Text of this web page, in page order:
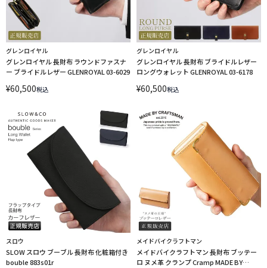
グレンロイヤル
グレンロイヤル 長財布 ラウンドファスナ
ー ブライドルレザー GLENROYAL 03-6029
¥60,500税込
グレンロイヤル
グレンロイヤル 長財布 ブライドルレザー
ロングウォレット GLENROYAL 03-6178
¥60,500税込
スロウ
SLOW スロウ ブーブル 長財布 化粧箱付き
bouble 883s01r
メイドバイクラフトマン
メイドバイクラフトマン 長財布 ブッテー
ロ ヌメ革 クランプ Cramp MADE BY